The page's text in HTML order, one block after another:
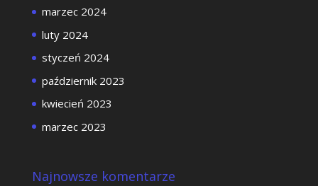
marzec 2024
luty 2024
styczeń 2024
październik 2023
kwiecień 2023
marzec 2023
Najnowsze komentarze